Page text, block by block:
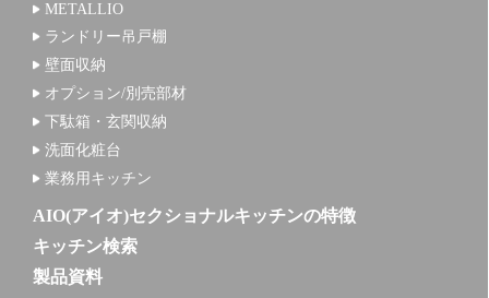
METALLIO
ランドリー吊戸棚
壁面収納
オプション/別売部材
下駄箱・玄関収納
洗面化粧台
業務用キッチン
AIO(アイオ)セクショナルキッチンの特徴
キッチン検索
製品資料